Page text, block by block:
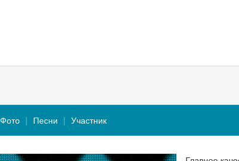
Фото Песни Участник